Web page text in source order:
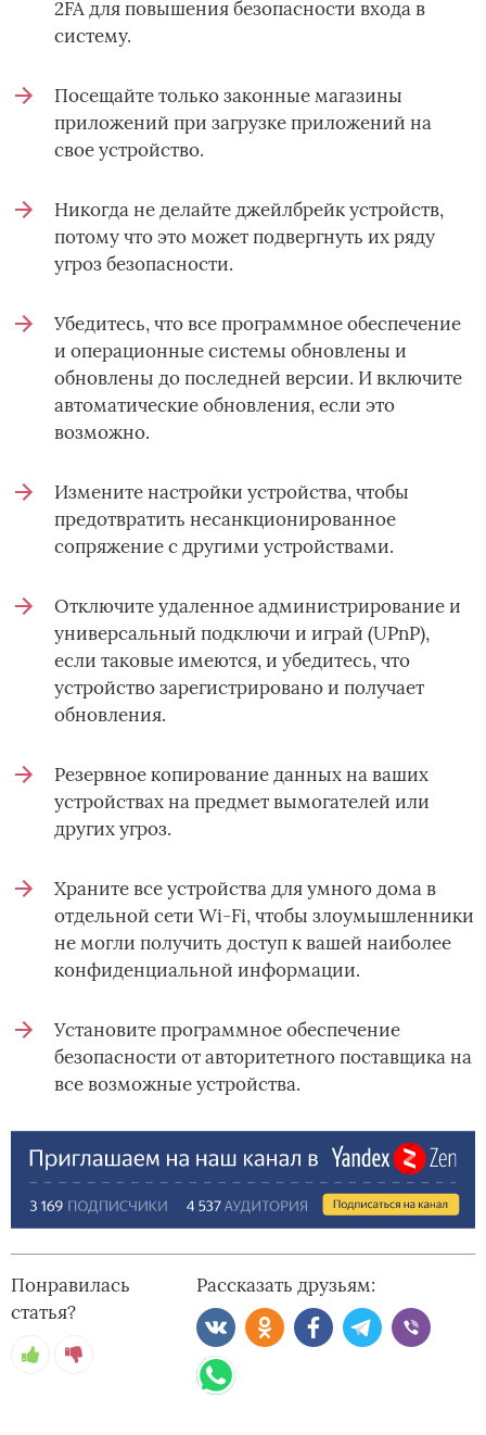
2FA для повышения безопасности входа в
систему.
Посещайте только законные магазины
приложений при загрузке приложений на
свое устройство.
Никогда не делайте джейлбрейк устройств,
потому что это может подвергнуть их ряду
угроз безопасности.
Убедитесь, что все программное обеспечение
и операционные системы обновлены и
обновлены до последней версии. И включите
автоматические обновления, если это
возможно.
Измените настройки устройства, чтобы
предотвратить несанкционированное
сопряжение с другими устройствами.
Отключите удаленное администрирование и
универсальный подключи и играй (UPnP),
если таковые имеются, и убедитесь, что
устройство зарегистрировано и получает
обновления.
Резервное копирование данных на ваших
устройствах на предмет вымогателей или
других угроз.
Храните все устройства для умного дома в
отдельной сети Wi-Fi, чтобы злоумышленники
не могли получить доступ к вашей наиболее
конфиденциальной информации.
Установите программное обеспечение
безопасности от авторитетного поставщика на
все возможные устройства.
Понравилась
статья?
Рассказать друзьям: